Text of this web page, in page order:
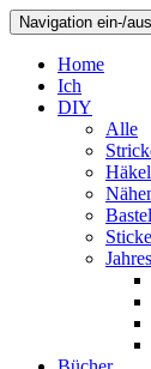
Navigation ein-/
Home
Ich
DIY
Alle